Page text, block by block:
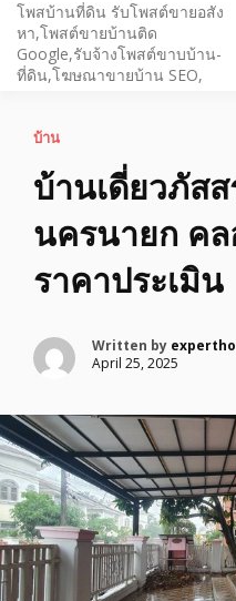
โพสบ้านที่ดิน รับโพสต์ขายอสัง
หา,โพสต์ขายบ้านติด
Google,รับจ้างโพสต์ขาบบ้าน-
ที่ดิน,โฆษณาขายบ้าน SEO,
บ้าน
บ้านเดี่ยวภัส
นครนายก ค
ราคาประเมิน
Written by
April 25, 2025